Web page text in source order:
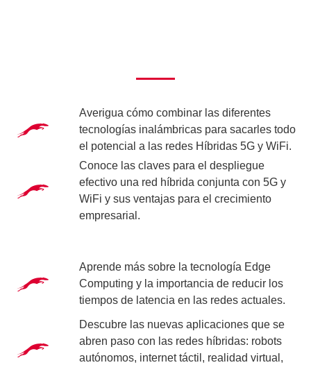
Averigua cómo combinar las diferentes
tecnologías inalámbricaspara sacarles todo
el potencial a las redes Híbridas 5G y WiFi.
Conoce las claves para el despliegue
efectivo una red híbrida conjunta con 5G y
WiFi y sus ventajaspara el crecimiento
empresarial.
Aprende más sobre la tecnología Edge
Computing y la importancia de reducir los
tiempos de latencia en las redes actuales.
Descubre las nuevas aplicaciones que se
abren paso con las redes híbridas: robots
autónomos, internet táctil, realidad virtual,